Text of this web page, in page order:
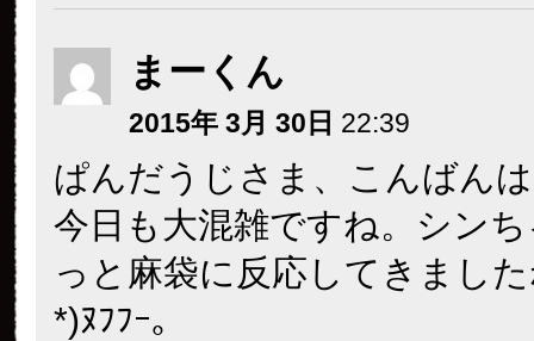
まーくん
2015年 3月 30日 22:39
ぱんだうじさま、こんばん
今日も大混雑ですね。シン
っと麻袋に反応してきまし
*)ﾇﾌﾌｰ。